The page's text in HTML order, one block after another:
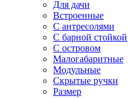
Для дачи
Встроенные
С антресолями
С барной стойкой
С островом
Малогабаритные
Модульные
Скрытые ручки
Размер